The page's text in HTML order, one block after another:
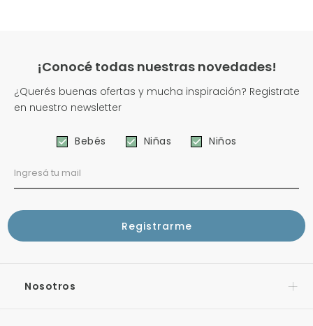
¡Conocé todas nuestras novedades!
¿Querés buenas ofertas y mucha inspiración? Registrate
en nuestro newsletter
Bebés Niñas Niños
Nosotros